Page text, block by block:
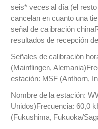
seis* veces al día (el
cancelan en cuanto una
señal de calibración
resultados de recepción
Señales de calibración
(Mainflingen,
estación: MSF (Anthorn,
Nombre de la estación:
Unidos)Frecuencia: 60,0
(Fukushima, Fukuoka/